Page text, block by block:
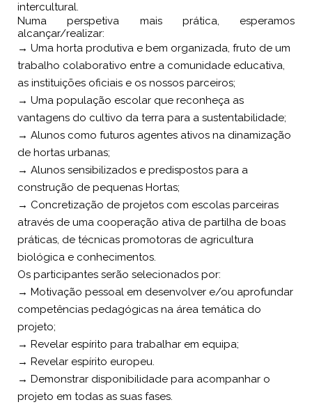
intercultural.
Numa perspetiva mais prática, esperamos
alcançar/realizar:
→ Uma horta produtiva e bem organizada, fruto de um
trabalho colaborativo entre a comunidade educativa,
as instituições oficiais e os nossos parceiros;
→ Uma população escolar que reconheça as
vantagens do cultivo da terra para a sustentabilidade;
→ Alunos como futuros agentes ativos na dinamização
de hortas urbanas;
→ Alunos sensibilizados e predispostos para a
construção de pequenas Hortas;
→ Concretização de projetos com escolas parceiras
através de uma cooperação ativa de partilha de boas
práticas, de técnicas promotoras de agricultura
biológica e conhecimentos.
Os participantes serão selecionados por:
→ Motivação pessoal em desenvolver e/ou aprofundar
competências pedagógicas na área temática do
projeto;
→ Revelar espírito para trabalhar em equipa;
→ Revelar espírito europeu.
→ Demonstrar disponibilidade para acompanhar o
projeto em todas as suas fases.